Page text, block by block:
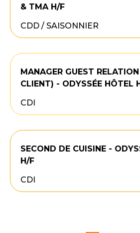
& TMA H/F
CDD / SAISONNIER
MANAGER GUEST
CLIENT) - ODYSSÉE HÔTEL
CDI
SECOND DE CUISINE -
H/F
CDI